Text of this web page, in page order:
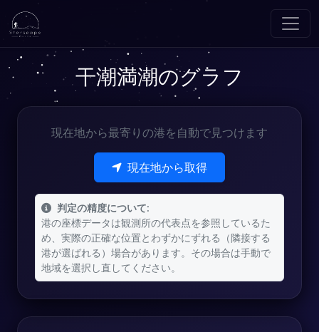
干潮満潮のグラフ
現在地から最寄りの港を自動で見つけます
現在地から取得
判定の精度について:
港の座標データは観測所の代表点を参照しているた
め、実際の正確な位置とわずかにずれる（隣接する
港が選ばれる）場合があります。その場合は手動で
地域を選択し直してください。